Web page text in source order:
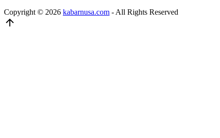
Copyright © 2026 kabarnusa.com - All Rights Reserved
arrow_upward